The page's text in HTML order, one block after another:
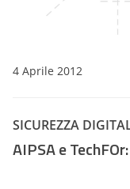
4 Aprile 2012
SICUREZZA
AIPSA e